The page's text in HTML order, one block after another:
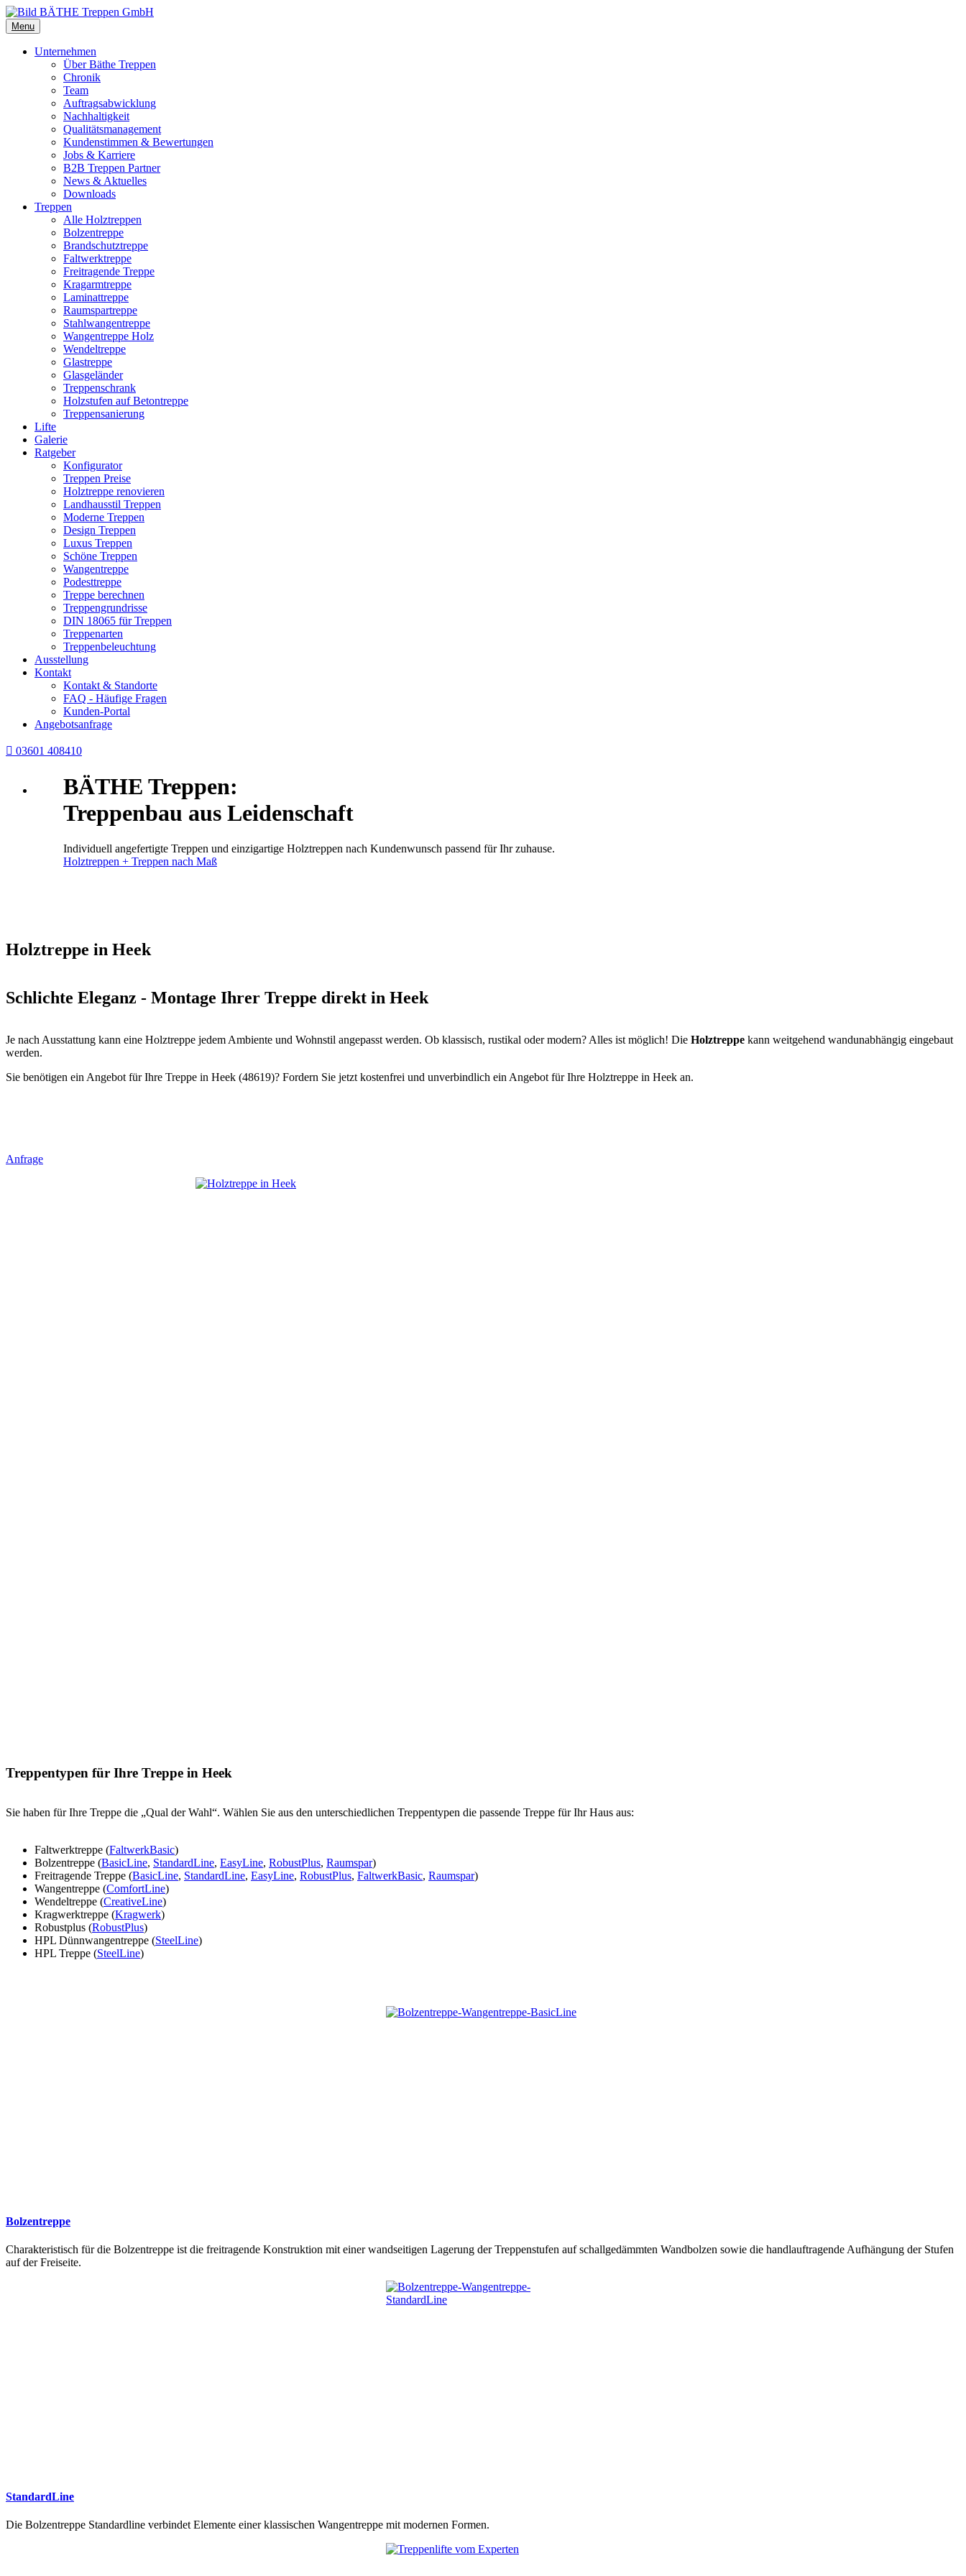
Menu
Unternehmen
Über Bäthe Treppen
Chronik
Team
Auftragsabwicklung
Nachhaltigkeit
Qualitätsmanagement
Kundenstimmen & Bewertungen
Jobs & Karriere
B2B Treppen Partner
News & Aktuelles
Downloads
Treppen
Alle Holztreppen
Bolzentreppe
Brandschutztreppe
Faltwerktreppe
Freitragende Treppe
Kragarmtreppe
Laminattreppe
Raumspartreppe
Stahlwangentreppe
Wangentreppe Holz
Wendeltreppe
Glastreppe
Glasgeländer
Treppenschrank
Holzstufen auf Betontreppe
Treppensanierung
Lifte
Galerie
Ratgeber
Konfigurator
Treppen Preise
Holztreppe renovieren
Landhausstil Treppen
Moderne Treppen
Design Treppen
Luxus Treppen
Schöne Treppen
Wangentreppe
Podesttreppe
Treppe berechnen
Treppengrundrisse
DIN 18065 für Treppen
Treppenarten
Treppenbeleuchtung
Ausstellung
Kontakt
Kontakt & Standorte
FAQ - Häufige Fragen
Kunden-Portal
Angebotsanfrage
 03601 408410
BÄTHE Treppen:
Treppenbau aus Leidenschaft
Individuell angefertigte Treppen und einzigartige Holztreppen nach Kundenwunsch passend für Ihr zuhause.
Holztreppen + Treppen nach Maß
Holztreppe in Heek
Schlichte Eleganz - Montage Ihrer Treppe direkt in Heek
Je nach Ausstattung kann eine Holztreppe jedem Ambiente und Wohnstil angepasst werden. Ob klassisch, rustikal oder modern? Alles ist möglich! Die Holztreppe kann weitgehend wandunabhängig eingebaut
werden.
Sie benötigen ein Angebot für Ihre Treppe in Heek (48619)? Fordern Sie jetzt kostenfrei und unverbindlich ein Angebot für Ihre Holztreppe in Heek an.
Anfrage
Treppentypen für Ihre Treppe in Heek
Sie haben für Ihre Treppe die „Qual der Wahl“. Wählen Sie aus den unterschiedlichen Treppentypen die passende Treppe für Ihr Haus aus:
Faltwerktreppe (FaltwerkBasic)
Bolzentreppe (BasicLine, StandardLine, EasyLine, RobustPlus, Raumspar)
Freitragende Treppe (BasicLine, StandardLine, EasyLine, RobustPlus, FaltwerkBasic, Raumspar)
Wangentreppe (ComfortLine)
Wendeltreppe (CreativeLine)
Kragwerktreppe (Kragwerk)
Robustplus (RobustPlus)
HPL Dünnwangentreppe (SteelLine)
HPL Treppe (SteelLine)
Bolzentreppe
Charakteristisch für die Bolzentreppe ist die freitragende Konstruktion mit einer wandseitigen Lagerung der Treppenstufen auf schallgedämmten Wandbolzen sowie die handlauftragende Aufhängung der Stufen
auf der Freiseite.
StandardLine
Die Bolzentreppe Standardline verbindet Elemente einer klassischen Wangentreppe mit modernen Formen.